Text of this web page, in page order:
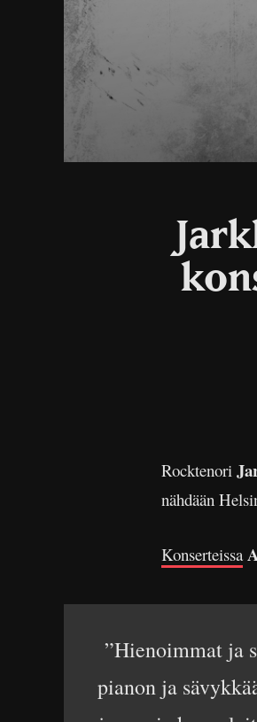
Rocktenori
nähdään
Konserteissa
”Hienoimmat ja
pianon ja